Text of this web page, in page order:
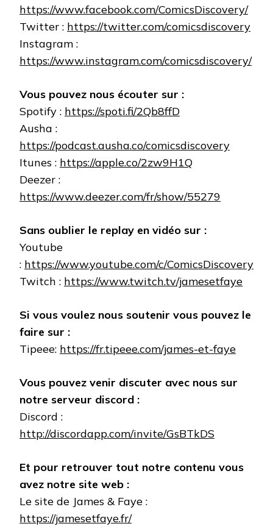
https://www.facebook.com/ComicsDiscovery/
Twitter : https://twitter.com/comicsdiscovery
Instagram :
https://www.instagram.com/comicsdiscovery/
Vous pouvez nous écouter sur :
Spotify : https://spoti.fi/2Qb8ffD
Ausha :
https://podcast.ausha.co/comicsdiscovery
Itunes : https://apple.co/2zw9H1Q
Deezer :
https://www.deezer.com/fr/show/55279
Sans oublier le replay en vidéo sur :
Youtube
: https://www.youtube.com/c/ComicsDiscovery
Twitch : https://www.twitch.tv/jamesetfaye
Si vous voulez nous soutenir vous pouvez le
faire sur :
Tipeee: https://fr.tipeee.com/james-et-faye
Vous pouvez venir discuter avec nous sur
notre serveur discord :
Discord :
http://discordapp.com/invite/GsBTkDS
Et pour retrouver tout notre contenu vous
avez notre site web :
Le site de James & Faye :
https://jamesetfaye.fr/